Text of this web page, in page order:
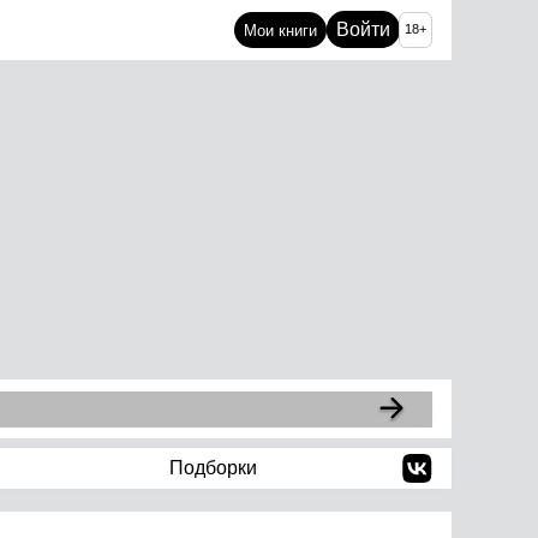
Мои книги Войти 18+
Подборки